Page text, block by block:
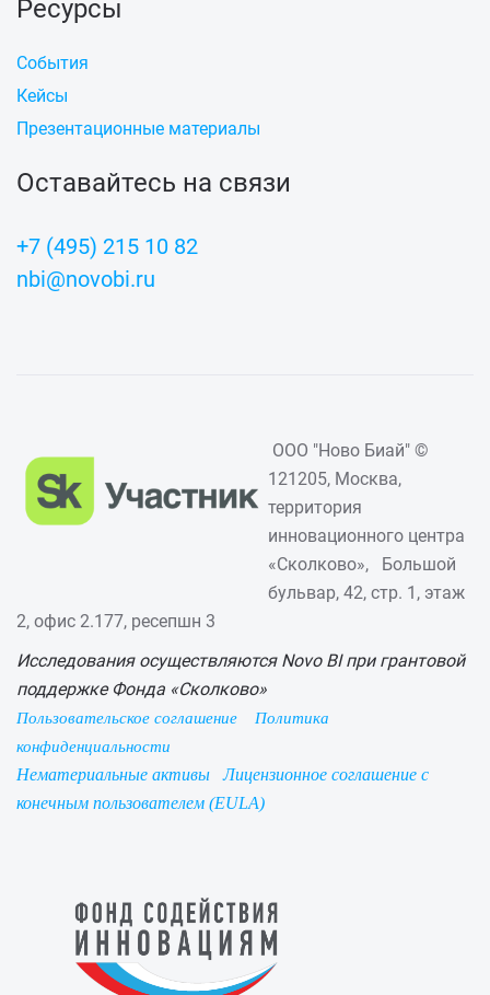
Ресурсы
События
Кейсы
Презентационные материалы
Оставайтесь на связи
+7 (495) 215 10 82
nbi@novobi.ru
ООО "Ново Биай" ©
121205, Москва,
территория
инновационного центра
«Сколково», Большой
бульвар, 42, стр. 1, этаж
2, офис 2.177, ресепшн 3
Исследования осуществляются Novo BI при грантовой
поддержке Фонда «Сколково»
Пользовательское соглашение
Политика
конфиденциальности
Нематериальные активы
Лицензионное соглашение с
конечным пользователем (EULA)